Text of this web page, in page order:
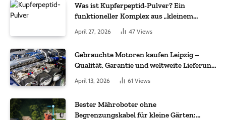
Was ist Kupferpeptid-Pulver? Ein
funktioneller Komplex aus „kleinem
Molekül + Metall“
April 27, 2026 47 Views
Gebrauchte Motoren kaufen Leipzig –
Qualität, Garantie und weltweite Lieferung
April 13, 2026 61 Views
Bester Mähroboter ohne
Begrenzungskabel für kleine Gärten: